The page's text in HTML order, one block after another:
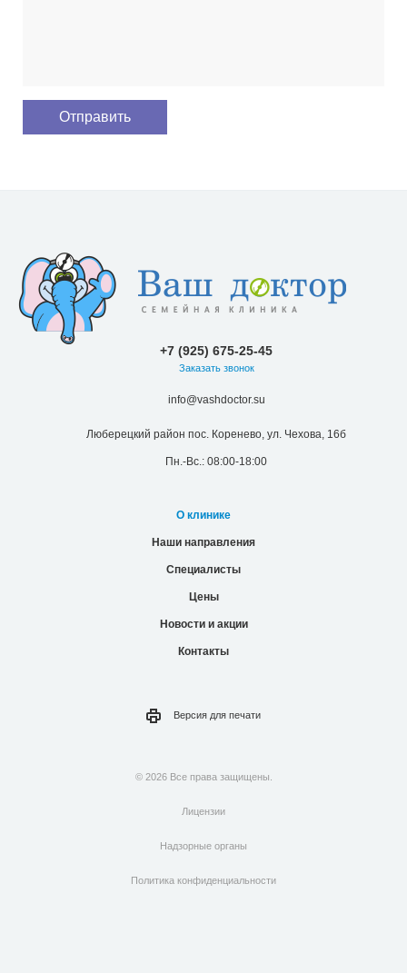
+7 (925) 675-25-45
Заказать звонок
info@vashdoctor.su
Люберецкий район пос. Коренево, ул. Чехова, 16б
Пн.-Вс.: 08:00-18:00
О клинике
Наши направления
Специалисты
Цены
Новости и акции
Контакты
Версия для печати
© 2026 Все права защищены.
Лицензии
Надзорные органы
Политика конфиденциальности